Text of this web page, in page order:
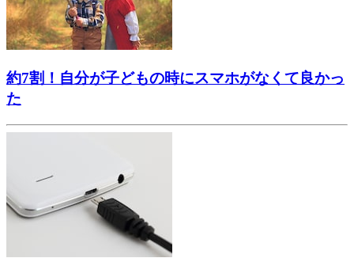
約7割！自分が子どもの時にスマホがなくて良かっ
た